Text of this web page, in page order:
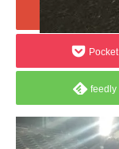
+1
Pocket
feedly